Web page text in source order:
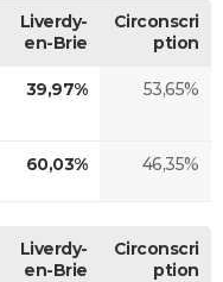
Liverdy-
en-Brie
Circonscri
ption
39,97% 53,65%
60,03% 46,35%
Liverdy-
en-Brie
Circonscri
ption